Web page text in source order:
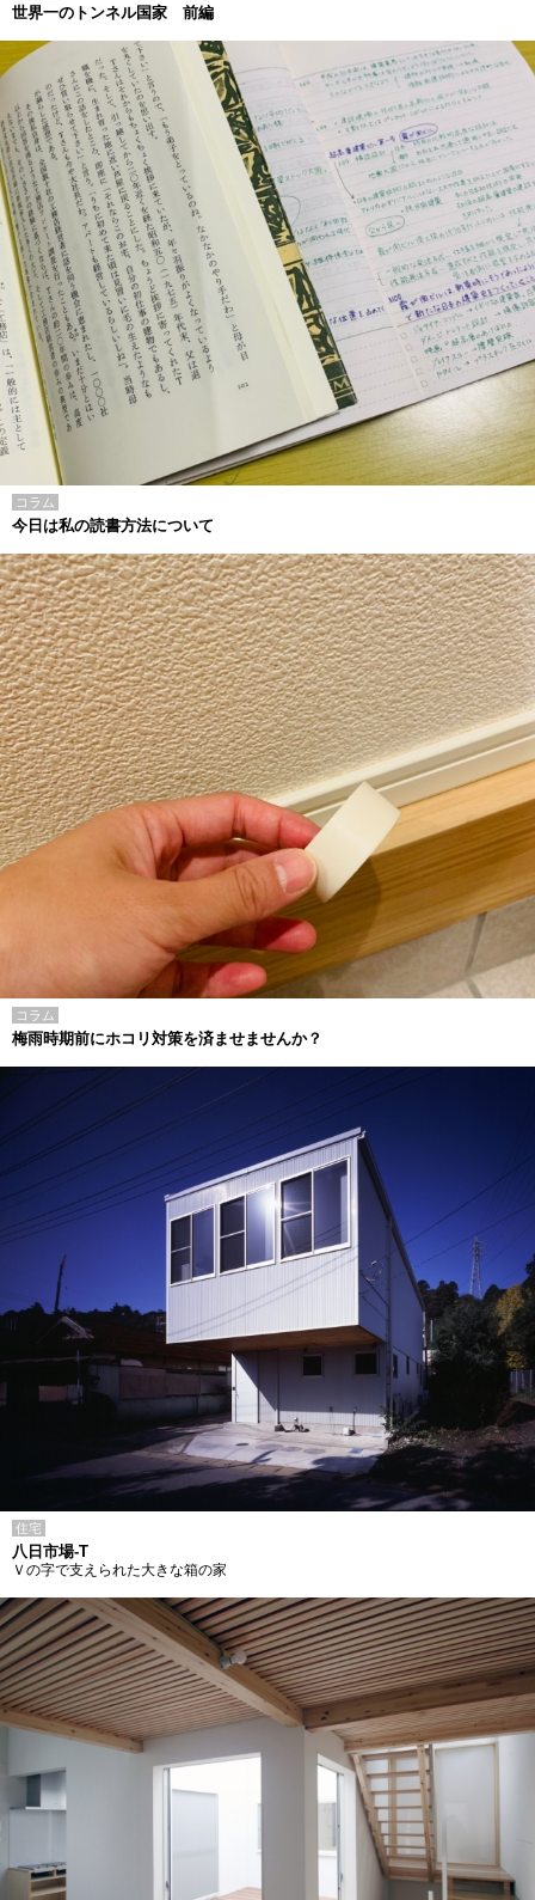
世界一のトンネル国家 前編
コラム
今日は私の読書方法について
コラム
梅雨時期前にホコリ対策を済ませませんか？
住宅
八日市場-T
Ｖの字で支えられた大きな箱の家